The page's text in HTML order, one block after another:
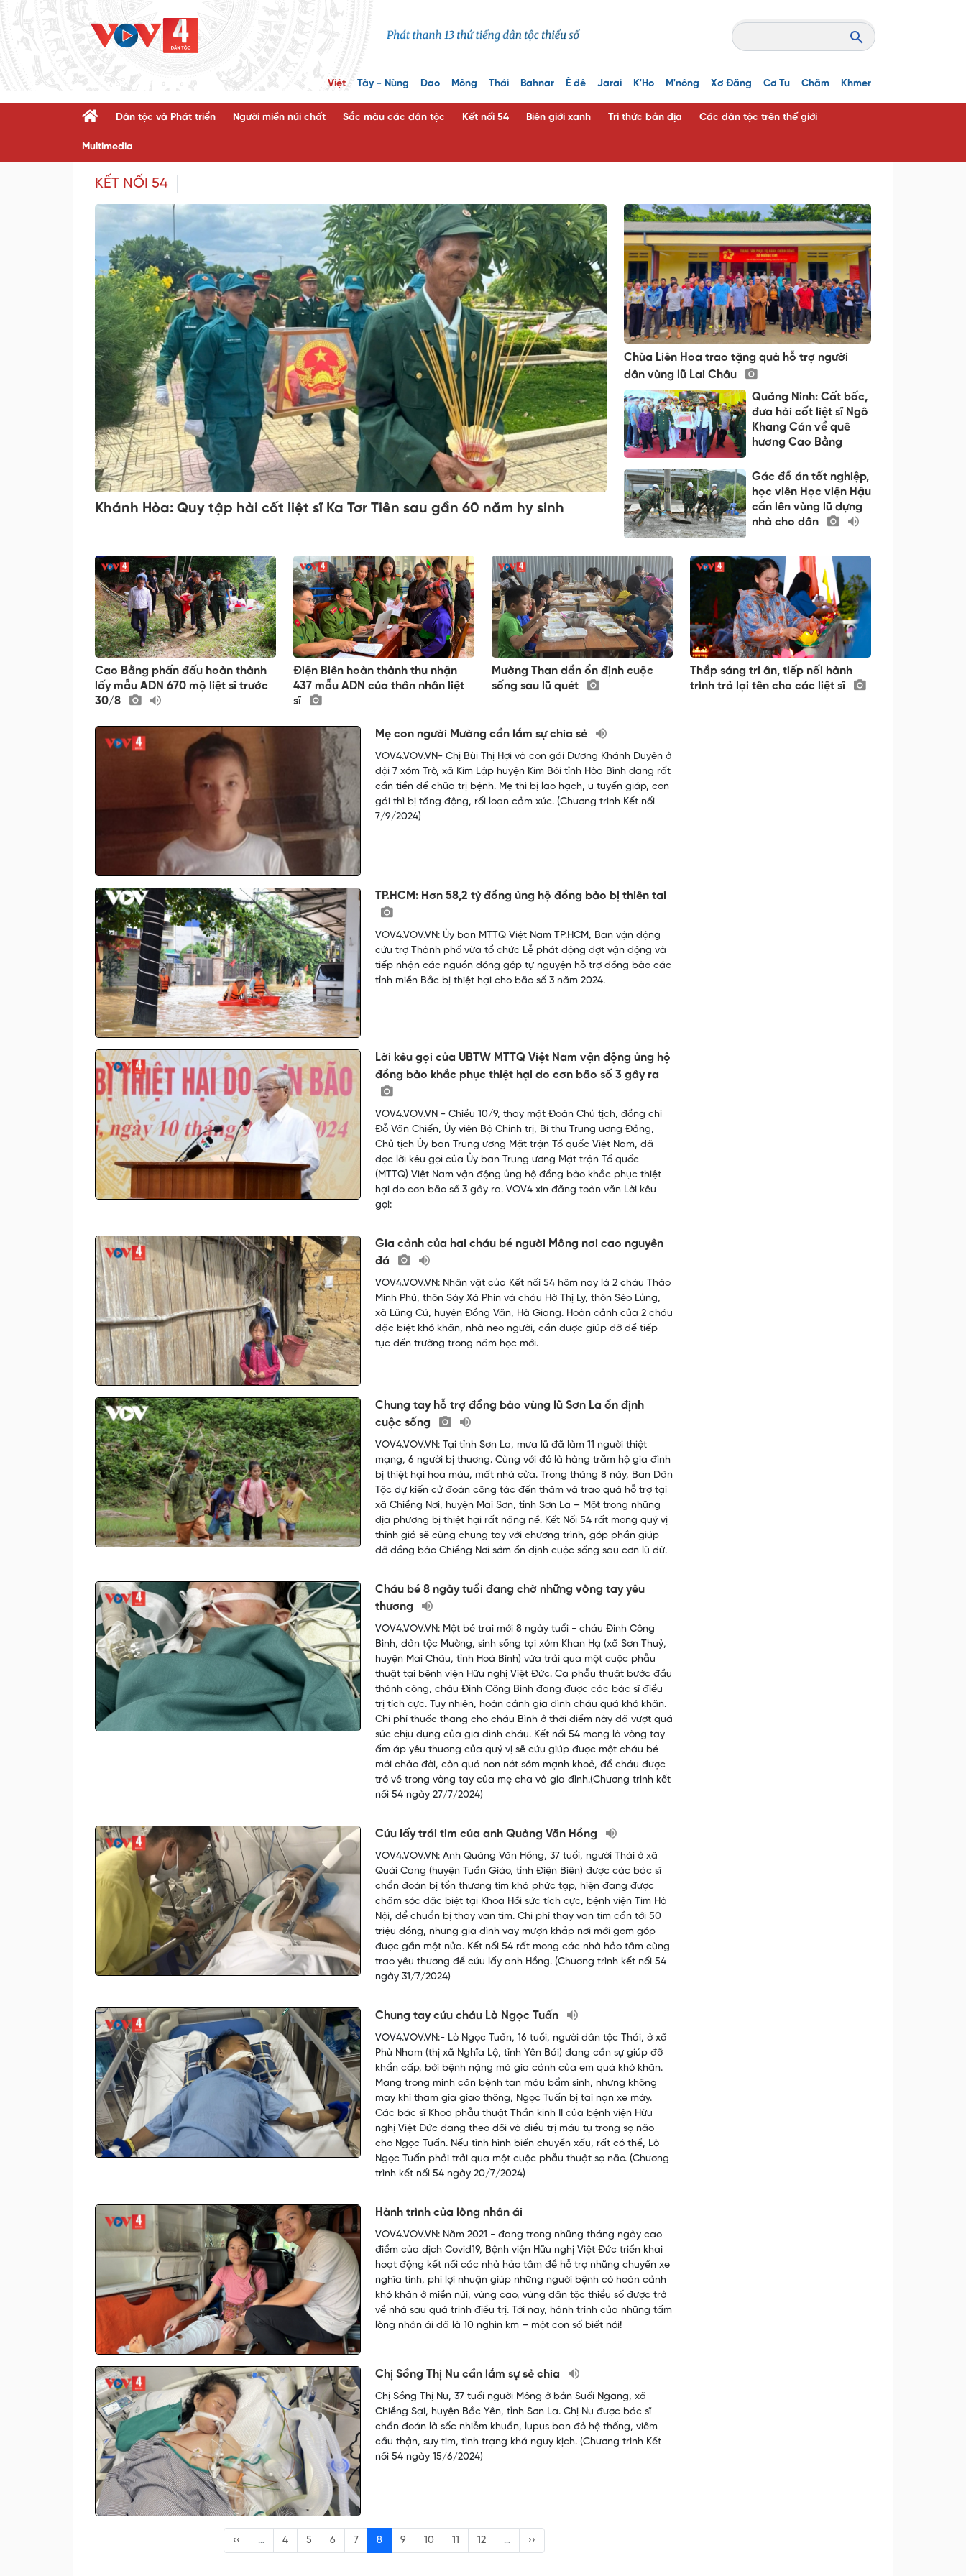
Việt Tày - Nùng Dao Mông Thái Bahnar Ê đê Jarai K'Ho M'nông Xơ Đăng Cơ Tu Chăm Khmer
Dân tộc và Phát triển Người miền núi chất Sắc màu các dân tộc Kết nối 54 Biên giới xanh Tri thức bản địa Các dân tộc trên thế giới
Multimedia
KẾT NỐI 54
Khánh Hòa: Quy tập hài cốt liệt sĩ Ka Tơr Tiên sau gần 60 năm hy sinh
Chùa Liên Hoa trao tặng quà hỗ trợ người
dân vùng lũ Lai Châu
Quảng Ninh: Cất bốc,
đưa hài cốt liệt sĩ Ngô
Khang Cán về quê
hương Cao Bằng
Gác đồ án tốt nghiệp,
học viên Học viện Hậu
cần lên vùng lũ dựng
nhà cho dân
Cao Bằng phấn đấu hoàn thành
lấy mẫu ADN 670 mộ liệt sĩ trước
30/8
Điện Biên hoàn thành thu nhận
437 mẫu ADN của thân nhân liệt
sĩ
Mường Than dần ổn định cuộc
sống sau lũ quét
Thắp sáng tri ân, tiếp nối hành
trình trả lại tên cho các liệt sĩ
Mẹ con người Mường cần lắm sự chia sẻ
VOV4.VOV.VN- Chị Bùi Thị Hợi và con gái Dương Khánh Duyên ở
đội 7 xóm Trò, xã Kim Lập huyện Kim Bôi tỉnh Hòa Bình đang rất
cần tiền để chữa trị bệnh. Mẹ thì bị lao hạch, u tuyến giáp, con
gái thì bị tăng động, rối loạn cảm xúc. (Chương trình Kết nối
7/9/2024)
TP.HCM: Hơn 58,2 tỷ đồng ủng hộ đồng bào bị thiên tai
VOV4.VOV.VN: Ủy ban MTTQ Việt Nam TP.HCM, Ban vận động
cứu trợ Thành phố vừa tổ chức Lễ phát động đợt vận động và
tiếp nhận các nguồn đóng góp tự nguyện hỗ trợ đồng bào các
tỉnh miền Bắc bị thiệt hại cho bão số 3 năm 2024.
Lời kêu gọi của UBTW MTTQ Việt Nam vận động ủng hộ
đồng bào khắc phục thiệt hại do cơn bão số 3 gây ra
VOV4.VOV.VN - Chiều 10/9, thay mặt Đoàn Chủ tịch, đồng chí
Đỗ Văn Chiến, Ủy viên Bộ Chính trị, Bí thư Trung ương Đảng,
Chủ tịch Ủy ban Trung ương Mặt trận Tổ quốc Việt Nam, đã
đọc lời kêu gọi của Ủy ban Trung ương Mặt trận Tổ quốc
(MTTQ) Việt Nam vận động ủng hộ đồng bào khắc phục thiệt
hại do cơn bão số 3 gây ra. VOV4 xin đăng toàn văn Lời kêu
gọi:
Gia cảnh của hai cháu bé người Mông nơi cao nguyên
đá
VOV4.VOV.VN: Nhân vật của Kết nối 54 hôm nay là 2 cháu Thào
Minh Phú, thôn Sáy Xà Phìn và cháu Hờ Thị Ly, thôn Séo Lủng,
xã Lũng Cú, huyện Đồng Văn, Hà Giang. Hoàn cảnh của 2 cháu
đặc biệt khó khăn, nhà neo người, cần được giúp đỡ để tiếp
tục đến trường trong năm học mới.
Chung tay hỗ trợ đồng bào vùng lũ Sơn La ổn định
cuộc sống
VOV4.VOV.VN: Tại tỉnh Sơn La, mưa lũ đã làm 11 người thiệt
mạng, 6 người bị thương. Cùng với đó là hàng trăm hộ gia đình
bị thiệt hại hoa màu, mất nhà cửa. Trong tháng 8 này, Ban Dân
Tộc dự kiến cử đoàn công tác đến thăm và trao quà hỗ trợ tại
xã Chiềng Nơi, huyện Mai Sơn, tỉnh Sơn La – Một trong những
địa phương bị thiệt hại rất nặng nề. Kết Nối 54 rất mong quý vị
thính giả sẽ cùng chung tay với chương trình, góp phần giúp
đỡ đồng bào Chiềng Nơi sớm ổn định cuộc sống sau cơn lũ dữ.
Cháu bé 8 ngày tuổi đang chờ những vòng tay yêu
thương
VOV4.VOV.VN: Một bé trai mới 8 ngày tuổi - cháu Đinh Công
Bình, dân tộc Mường, sinh sống tại xóm Khan Hạ (xã Sơn Thuỷ,
huyện Mai Châu, tỉnh Hoà Bình) vừa trải qua một cuộc phẫu
thuật tại bệnh viện Hữu nghị Việt Đức. Ca phẫu thuật bước đầu
thành công, cháu Đinh Công Bình đang được các bác sĩ điều
trị tích cực. Tuy nhiên, hoàn cảnh gia đình cháu quá khó khăn.
Chi phí thuốc thang cho cháu Bình ở thời điểm này đã vượt quá
sức chịu đựng của gia đình cháu. Kết nối 54 mong là vòng tay
ấm áp yêu thương của quý vị sẽ cứu giúp được một cháu bé
mới chào đời, còn quá non nớt sớm mạnh khoẻ, để cháu được
trở về trong vòng tay của mẹ cha và gia đình.(Chương trình kết
nối 54 ngày 27/7/2024)
Cứu lấy trái tim của anh Quàng Văn Hồng
VOV4.VOV.VN: Anh Quàng Văn Hồng, 37 tuổi, người Thái ở xã
Quài Cang (huyện Tuần Giáo, tỉnh Điện Biên) được các bác sĩ
chẩn đoán bị tổn thương tim khá phức tạp, hiện đang được
chăm sóc đặc biệt tại Khoa Hồi sức tích cực, bệnh viện Tim Hà
Nội, để chuẩn bị thay van tim. Chi phí thay van tim cần tới 50
triệu đồng, nhưng gia đình vay mượn khắp nơi mới gom góp
được gần một nửa. Kết nối 54 rất mong các nhà hảo tâm cùng
trao yêu thương để cứu lấy anh Hồng. (Chương trình kết nối 54
ngày 31/7/2024)
Chung tay cứu cháu Lò Ngọc Tuấn
VOV4.VOV.VN:- Lò Ngọc Tuấn, 16 tuổi, người dân tộc Thái, ở xã
Phù Nham (thị xã Nghĩa Lộ, tỉnh Yên Bái) đang cần sự giúp đỡ
khẩn cấp, bởi bệnh nặng mà gia cảnh của em quá khó khăn.
Mang trong mình căn bệnh tan máu bẩm sinh, nhưng không
may khi tham gia giao thông, Ngọc Tuấn bị tai nạn xe máy.
Các bác sĩ Khoa phẫu thuật Thần kinh II của bệnh viện Hữu
nghị Việt Đức đang theo dõi và điều trị máu tụ trong sọ não
cho Ngọc Tuấn. Nếu tình hình biến chuyển xấu, rất có thể, Lò
Ngọc Tuấn phải trải qua một cuộc phẫu thuật sọ não. (Chương
trình kết nối 54 ngày 20/7/2024)
Hành trình của lòng nhân ái
VOV4.VOV.VN: Năm 2021 - đang trong những tháng ngày cao
điểm của dịch Covid19, Bệnh viện Hữu nghị Việt Đức triển khai
hoạt động kết nối các nhà hảo tâm để hỗ trợ những chuyến xe
nghĩa tình, phi lợi nhuận giúp những người bệnh có hoàn cảnh
khó khăn ở miền núi, vùng cao, vùng dân tộc thiểu số được trở
về nhà sau quá trình điều trị. Tới nay, hành trình của những tấm
lòng nhân ái đã là 10 nghìn km – một con số biết nói!
Chị Sồng Thị Nu cần lắm sự sẻ chia
Chị Sồng Thị Nu, 37 tuổi người Mông ở bản Suối Ngang, xã
Chiềng Sại, huyện Bắc Yên, tỉnh Sơn La. Chị Nu được bác sĩ
chẩn đoán là sốc nhiễm khuẩn, lupus ban đỏ hệ thống, viêm
cầu thận, suy tim, tình trạng khá nguy kịch. (Chương trình Kết
nối 54 ngày 15/6/2024)
‹‹ … 4 5 6 7 8 9 10 11 12 … ››